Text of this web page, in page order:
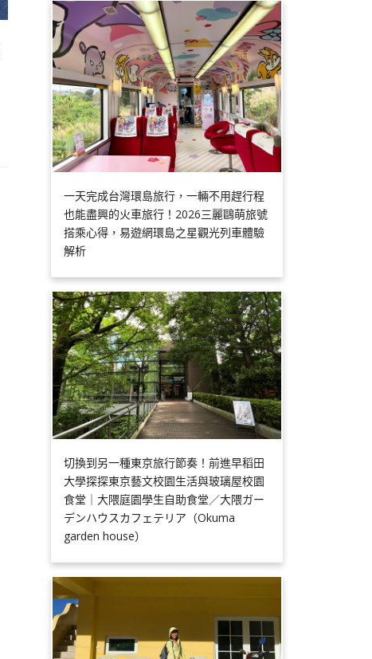
一天完成台灣環島旅行，一輛不用趕行程
也能盡興的火車旅行！2026三麗鷗萌旅號
搭乘心得，易遊網環島之星觀光列車體驗
解析
切換到另一種東京旅行節奏！前進早稻田
大學探探東京藝文校園生活與玻璃屋校園
食堂｜大隈庭園學生自助食堂／大隈ガー
デンハウスカフェテリア（Okuma
garden house）